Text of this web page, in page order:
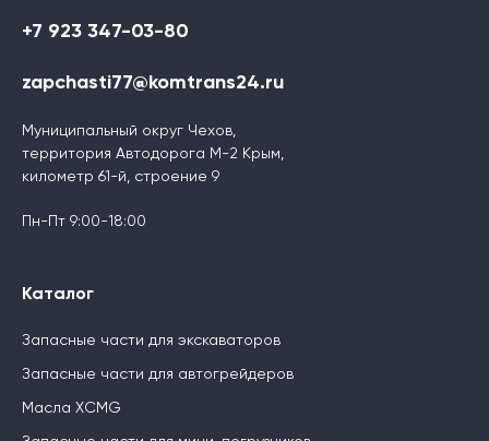
+7 923 347-03-80
zapchasti77@komtrans24.ru
Муниципальный округ Чехов,
территория Автодорога М-2 Крым,
километр 61-й, строение 9
Пн-Пт 9:00-18:00
Каталог
Запасные части для экскаваторов
Запасные части для автогрейдеров
Масла XCMG